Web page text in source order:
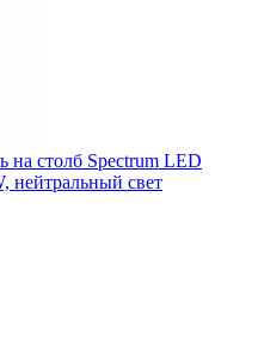
столб Spectrum LED
нейтральный свет